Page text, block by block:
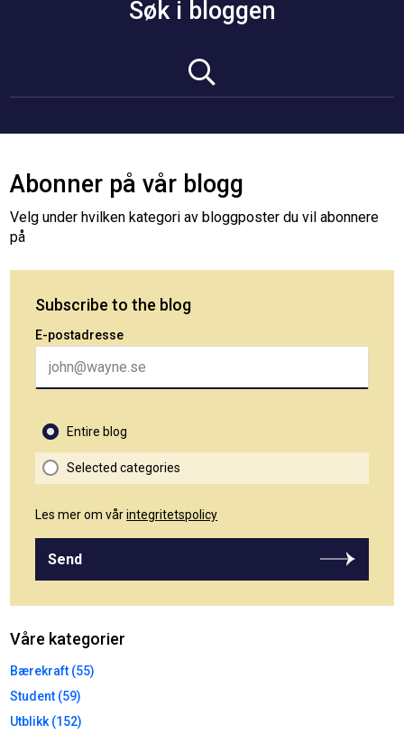
Søk i bloggen
Abonner på vår blogg
Velg under hvilken kategori av bloggposter du vil abonnere
på
Subscribe to the blog
E-postadresse
Entire blog
Selected categories
Les mer om vårintegritetspolicy
Send
Våre kategorier
Bærekraft (55)
Student (59)
Utblikk (152)